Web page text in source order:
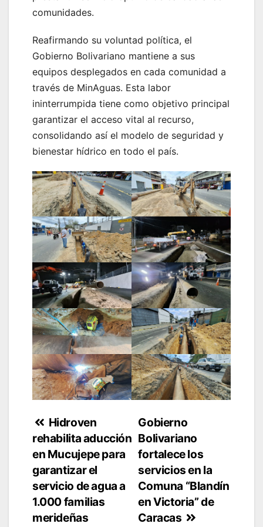
comunidades.
Reafirmando su voluntad política, el
Gobierno Bolivariano mantiene a sus
equipos desplegados en cada comunidad a
través de MinAguas. Esta labor
ininterrumpida tiene como objetivo principal
garantizar el acceso vital al recurso,
consolidando así el modelo de seguridad y
bienestar hídrico en todo el país.
Navegación
de
entradas
Gobierno
Bolivariano
fortalece los
servicios en la
Comuna “Blandín
en Victoria” de
Caracas
Hidroven
rehabilita aducción
en Mucujepe para
garantizar el
servicio de agua a
1.000 familias
merideñas